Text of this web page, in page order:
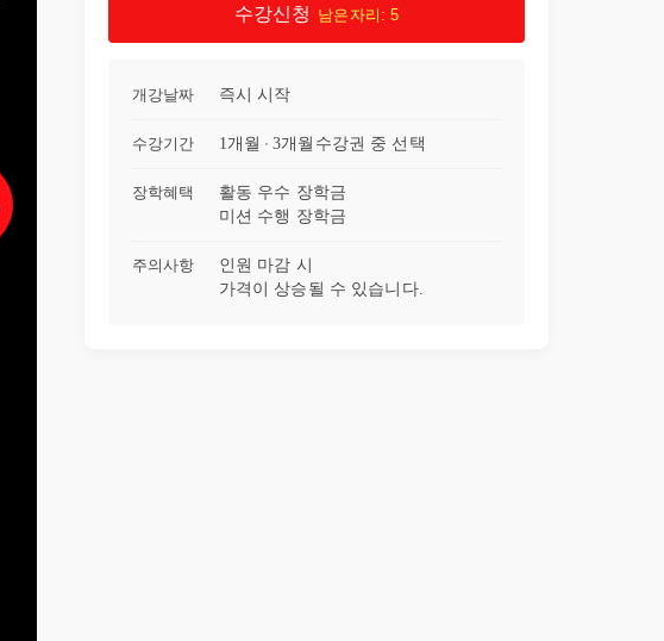
수강신청 남은자리: 5
개강날짜 즉시 시작
수강기간 1개월 3개월 수강권 중 선택
장학혜택
활동 우수 장학금
미션 수행 장학금
주의사항
인원 마감 시
가격이 상승될 수 있습니다.